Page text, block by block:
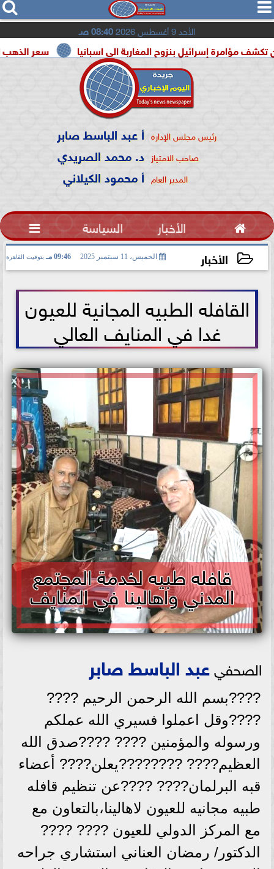
  
الأحد 9 أغسطس 2026 08:40 صـ
سعر الذهب اليوم السبت 8 أغسطس 2026 إسرائيل بنزوح المغاربة الى اسبانيا
رئيس مجلس الإدارة أ عبد الباسط صابر
صاحب الامتياز د. محمد الصريدي
المدير العام أ محمود الكيلاني
 الأخبار السياسة 
الأخبار الخميس، 11 سبتمبر 2025 09:46 مـ بتوقيت القاهرة
القافله الطبيه المجانية للعيون
غدا في المنايف العالي
قافله طبيه لخدمة المجتمع
المدني واهالينا في المنايف
الصحفيعبد الباسط صابر
????بسم الله الرحمن الرحيم ????
????وقل اعملوا فسيري الله عملكم
ورسوله والمؤمنين ???? ????صدق الله
العظيم???? ????????يعلن???? أعضاء
قبه البرلمان???? ????عن تنظيم قافله
طبيه مجانيه للعيون لاهالينا،بالتعاون مع
مع المركز الدولي للعيون ???? ????
الدكتور/ رمضان العناني استشاري جراحه